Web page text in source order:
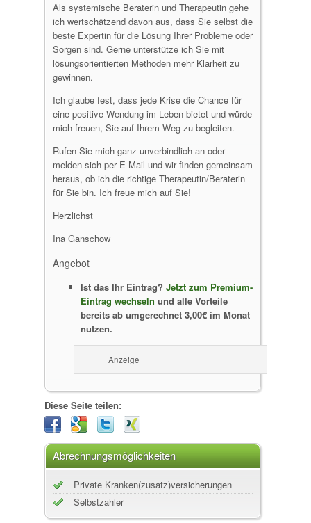
Als systemische Beraterin und Therapeutin gehe
ich wertschätzend davon aus, dass Sie selbst die
beste Expertin für die Lösung Ihrer Probleme oder
Sorgen sind. Gerne unterstütze ich Sie mit
lösungsorientierten Methoden mehr Klarheit zu
gewinnen.
Ich glaube fest, dass jede Krise die Chance für
eine positive Wendung im Leben bietet und würde
mich freuen, Sie auf Ihrem Weg zu begleiten.
Rufen Sie mich ganz unverbindlich an oder
melden sich per E-Mail und wir finden gemeinsam
heraus, ob ich die richtige Therapeutin/Beraterin
für Sie bin. Ich freue mich auf Sie!
Herzlichst
Ina Ganschow
Angebot
Ist das Ihr Eintrag? Jetzt zum Premium-
Eintrag wechseln und alle Vorteile
bereits ab umgerechnet 3,00€ im Monat
nutzen.
Anzeige
Diese Seite teilen:
Abrechnungsmöglichkeiten
Private Kranken(zusatz)versicherungen
Selbstzahler